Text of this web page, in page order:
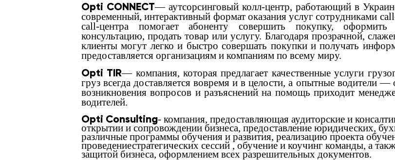
Opti CONNECT— аутсорсинговый колл-центр, работающий в
современный, интерактивный формат оказания услуг сотрудниками
call-центра помогает абоненту совершить покупку, оформить
консультацию, продать товар или услугу. Благодаря прозрачной,
клиенты могут легко и быстро совершать покупки и получать
предоставляется организациям и компаниям по всему миру.
Opti TIR— компания, которая предлагает качественные услуги
груз всегда доставляется вовремя и в целости, а опытные водители
возникновения вопросов и разъяснений на помощь приходит
водителей.
Opti Consulting- компания, предоставляющая аудиторские и
открытии и сопровождении бизнеса, предоставление юридических,
различные программы обучения и развития, реализацию проекта
проведениестратегических сессий , обучение и коучинг команды, а
защитой бизнеса, оформлением всех разрешительных документов.